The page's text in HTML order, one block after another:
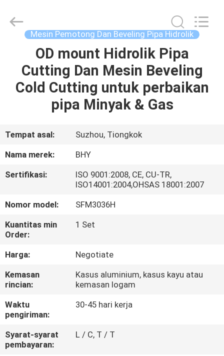
RUMAH
PRODUK
TENTANG
KAMI
PABRIK
KUALITAS
PETA
SITUS
KEBIJAKAN
PRIBADI
Engineering
Material
Technology(Suzhou)Co.,Mesin Pemotong Dan Beveling Pipa Hidrolik
OD mount Hidrolik Pipa
Cutting Dan Mesin Beveling
Cold Cutting untuk perbaikan
pipa Minyak & Gas
Tempat asal:
Suzhou, Tiongkok
Nama merek:
BHY
Sertifikasi:
ISO 9001:2008, CE, CU-TR,
ISO14001:2004,OHSAS 18001:2007
Nomor model:
SFM3036H
Kuantitas min
Order:
1 Set
Harga:
Negotiate
Kemasan
rincian:
Kasus aluminium, kasus kayu atau
kemasan logam
Waktu
pengiriman:
30-45 hari kerja
Syarat-syarat
pembayaran:
L / C, T / T